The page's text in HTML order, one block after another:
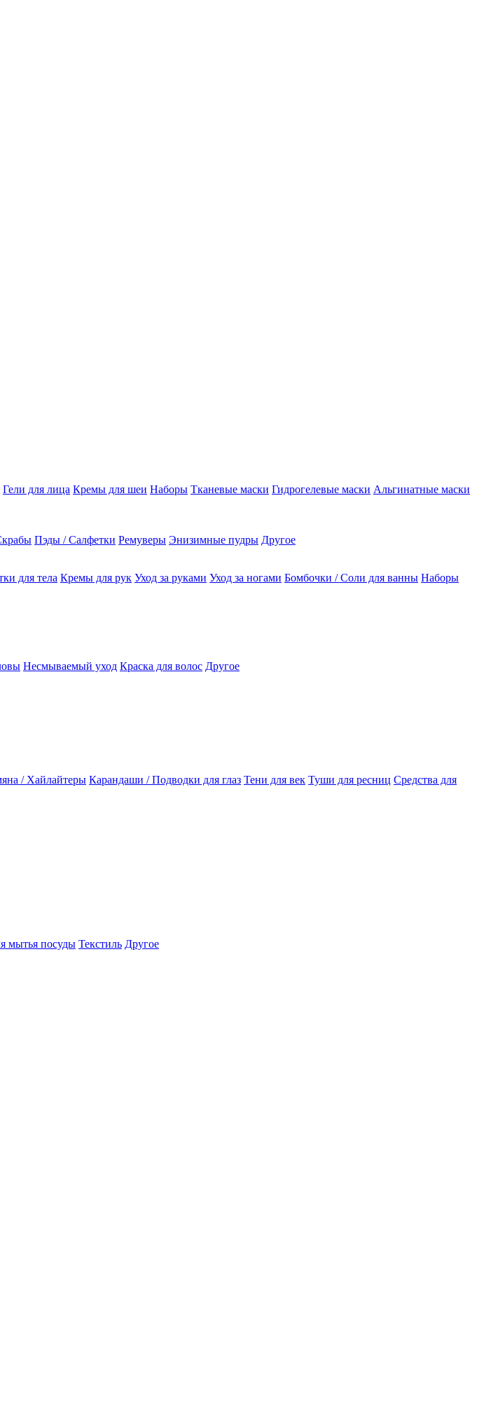
Гели для лица Кремы для шеи Наборы Тканевые маски Гидрогелевые маски Альгинатные маски
Пэды / Салфетки Ремуверы Энизимные пудры Другое
для тела Кремы для рук Уход за руками Уход за ногами Бомбочки / Соли для ванны Наборы
Несмываемый уход Краска для волос Другое
/ Хайлайтеры Карандаши / Подводки для глаз Тени для век Туши для ресниц Средства для
мытья посуды Текстиль Другое